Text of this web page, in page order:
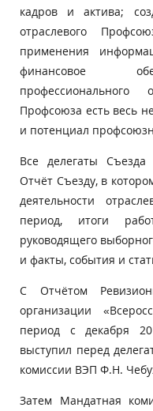
кадров и актива;
отраслевого
применения
финансовое
Профсоюза есть весь
и потенциал
Все делегаты
Отчёт Съезду, в
деятельности
период, итоги
руководящего
и факты, события и
С
Отчётом
организации
период с декабря
выступил перед
комиссии ВЭП Ф.Н.
Затем Мандатная